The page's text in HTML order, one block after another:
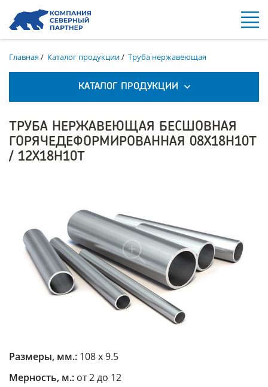
Главная/ Каталог продукции/ Труба нержавеющая
КАТАЛОГ ПРОДУКЦИИ
ТРУБА НЕРЖАВЕЮЩАЯ БЕСШОВНАЯ
ГОРЯЧЕДЕФОРМИРОВАННАЯ 08Х18Н10Т
/ 12Х18Н10Т
Размеры, мм.: 108 х 9.5
Мерность, м.: от 2 до 12